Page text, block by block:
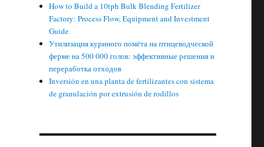
How to Build a 10tph Bulk Blending Fertilizer
Factory: Process Flow, Equipment and Investment
Guide
Утилизация куриного помёта на птицеводческой
ферме на 500 000 голов: эффективные решения и
переработка отходов
Inversión en una planta de fertilizantes con sistema
de granulación por extrusión de rodillos